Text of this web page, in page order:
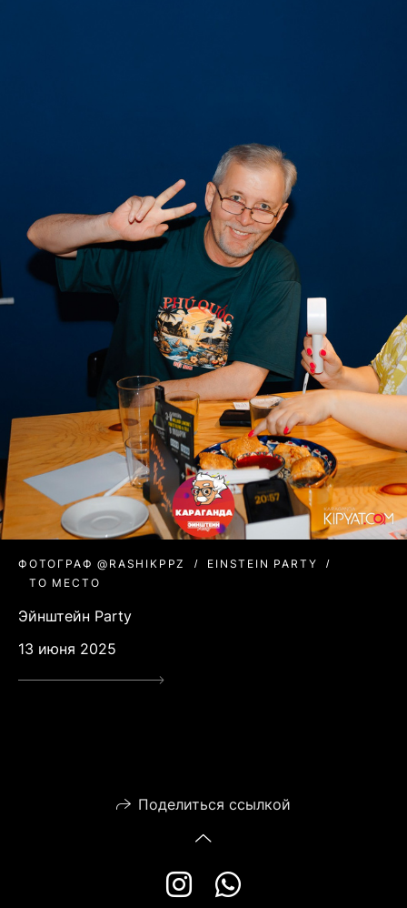
ФОТОГРАФ @RASHIKPPZ
EINSTEIN PARTY
ТО МЕСТО
Эйнштейн Party
13 июня 2025
Поделиться ссылкой